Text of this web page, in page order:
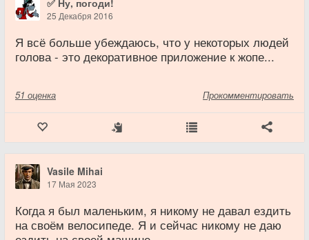
✅ Ну, погоди!
25 Декабря 2016
Я всё больше убеждаюсь, что у некоторых людей
голова - это декоративное приложение к жопе...
51 оценка Прокомментировать
Vasile Mihai
17 Мая 2023
Когда я был маленьким, я никому не давал ездить
на своём велосипеде. Я и сейчас никому не даю